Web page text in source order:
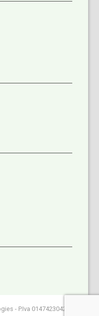
- P.Iva 01474230420